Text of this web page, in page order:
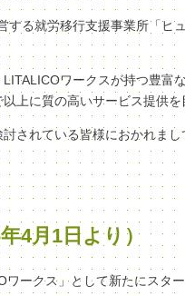
する就労移行支援事業所「ヒ
ワークスが持つ豊富
上に質の高いサービス提供
されている皆様におかれま
4月1日より）
ークス」として新たにスタ